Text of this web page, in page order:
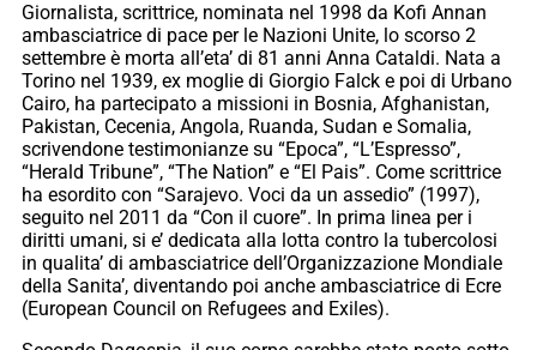
Giornalista, scrittrice, nominata nel 1998 da Kofi Annan
ambasciatrice di pace per le Nazioni Unite, lo scorso 2
settembre è morta all’eta’ di 81 anni Anna Cataldi. Nata a
Torino nel 1939, ex moglie di Giorgio Falck e poi di Urbano
Cairo, ha partecipato a missioni in Bosnia, Afghanistan,
Pakistan, Cecenia, Angola, Ruanda, Sudan e Somalia,
scrivendone testimonianze su “Epoca”, “L’Espresso”,
“Herald Tribune”, “The Nation” e “El Pais”. Come scrittrice
ha esordito con “Sarajevo. Voci da un assedio” (1997),
seguito nel 2011 da “Con il cuore”. In prima linea per i
diritti umani, si e’ dedicata alla lotta contro la tubercolosi
in qualita’ di ambasciatrice dell’Organizzazione Mondiale
della Sanita’, diventando poi anche ambasciatrice di Ecre
(European Council on Refugees and Exiles).